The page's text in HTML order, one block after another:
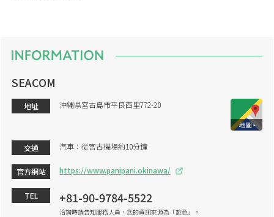
SEACOM
地址 沖縄県宮古島市平良西里772-20
交通 汽車：從宮古機場約10分鐘
官方網站 https://www.panipani.okinawa/
TEL +81-90-9784-5522
洽詢時請告知服務人員，您的資訊來源為「旅色」。